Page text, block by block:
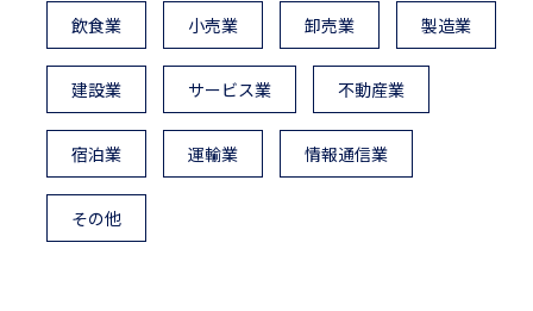
飲食業 小売業 卸売業 製造業
建設業 サービス業 不動産業
宿泊業 運輸業 情報通信業
その他